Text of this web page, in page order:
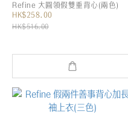
Refine 大圓領假雙重背心(兩色)
HK$258.00
HK$516.00